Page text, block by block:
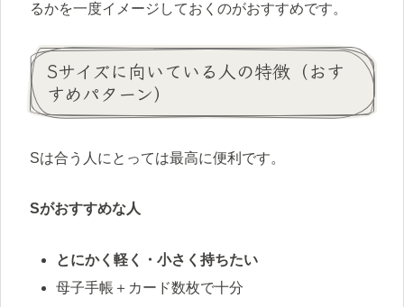
るかを一度イメージしておくのがおすすめです。
Sサイズに向いている人の特徴（おす
すめパターン）
Sは合う人にとっては最高に便利です。
Sがおすすめな人
とにかく軽く・小さく持ちたい
母子手帳＋カード数枚で十分